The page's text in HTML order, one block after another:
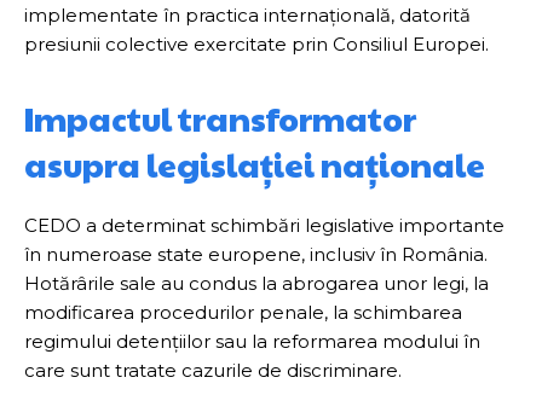
implementate în practica internațională, datorită
presiunii colective exercitate prin Consiliul Europei.
Impactul transformator
asupra legislației naționale
CEDO a determinat schimbări legislative importante
în numeroase state europene, inclusiv în România.
Hotărârile sale au condus la abrogarea unor legi, la
modificarea procedurilor penale, la schimbarea
regimului detențiilor sau la reformarea modului în
care sunt tratate cazurile de discriminare.